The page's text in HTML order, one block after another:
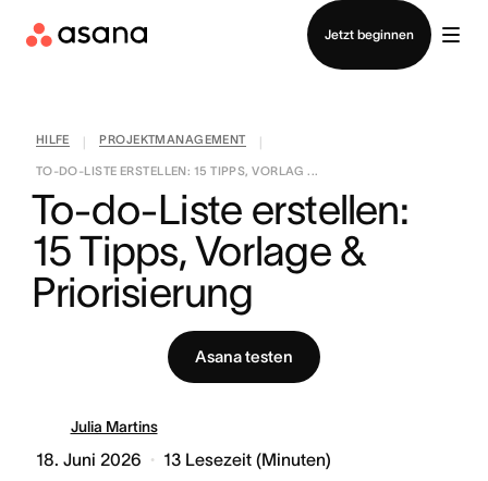
Jetzt beginnen
Vertrieb kontaktieren
HILFE PROJEKTMANAGEMENT
TO-DO-LISTE ERSTELLEN: 15 TIPPS, VORLAG ...
To-do-Liste erstellen:
15 Tipps, Vorlage &
Priorisierung
Asana testen
Julia Martins
18. Juni 2026 13 Lesezeit (Minuten)